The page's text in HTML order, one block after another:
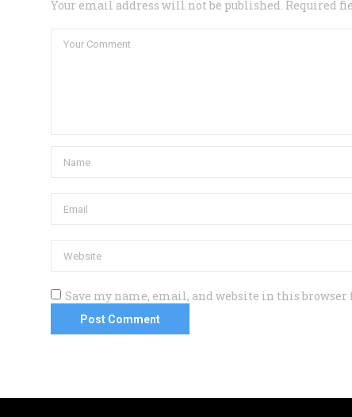
Your email address will not be published. Required
Save my name, email, and website in this